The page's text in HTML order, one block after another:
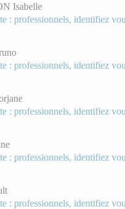
Isabelle
: professionnels, identifiez
: professionnels, identifiez
: professionnels, identifiez
: professionnels, identifiez
: professionnels, identifiez